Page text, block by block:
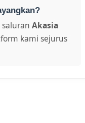
Akasia
kami sejurus